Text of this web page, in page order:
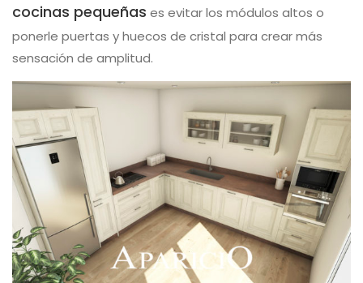
cocinas pequeñas es evitar los módulos altos o
ponerle puertas y huecos de cristal para crear más
sensación de amplitud.